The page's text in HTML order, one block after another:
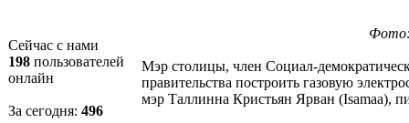
Сейчас с нами
198 пользователей
онлайн
За сегодня: 496
Фото:
Мэр столицы, член Социал-
правительства построить газовую
мэр Таллинна Кристьян Ярван (Isamaa),